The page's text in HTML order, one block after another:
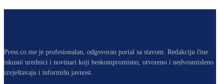
Press.co.me je profesionalan, odgovoran portal sa stavom. Redakciju čine
iskusni urednici i novinari koji beskompromisno, otvoreno i nedvosmisleno
izvještavaju i informišu javnost.